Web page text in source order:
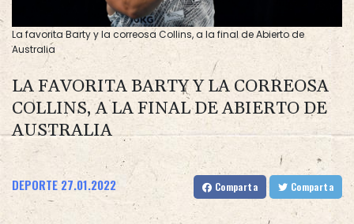
La favorita Barty y la correosa Collins, a la final de Abierto de
Australia
LA FAVORITA BARTY Y LA CORREOSA
COLLINS, A LA FINAL DE ABIERTO DE
AUSTRALIA
DEPORTE 27.01.2022 Comparta Comparta